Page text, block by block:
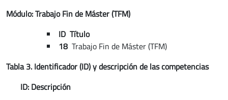
Módulo: Trabajo Fin de Máster (TFM)
ID Título
18 Trabajo Fin de Máster (TFM)
Tabla 3. Identificador (ID) y descripción de las competencias
ID: Descripción